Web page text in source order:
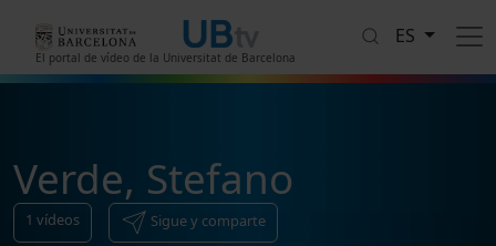
El portal de vídeo de la Universitat de Barcelona
ES
Verde, Stefano
1 vídeos Sigue y comparte